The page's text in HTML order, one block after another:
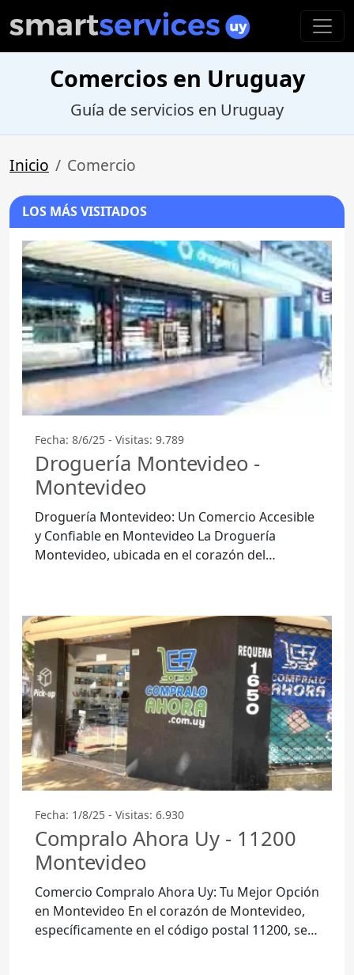
Comercios en Uruguay
Guía de servicios en Uruguay
Inicio Comercio
LOS MÁS VISITADOS
Fecha: 8/6/25 - Visitas: 9.789
Droguería Montevideo -
Montevideo
Droguería Montevideo: Un Comercio Accesible
y Confiable en Montevideo La Droguería
Montevideo, ubicada en el corazón del
Fecha: 1/8/25 - Visitas: 6.930
Compralo Ahora Uy - 11200
Montevideo
Comercio Compralo Ahora Uy: Tu Mejor Opción
en Montevideo En el corazón de Montevideo,
específicamente en el código postal 11200, se